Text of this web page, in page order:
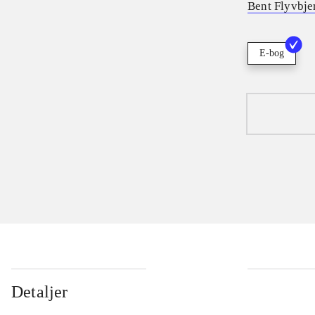
Bent
E-bog
Detaljer